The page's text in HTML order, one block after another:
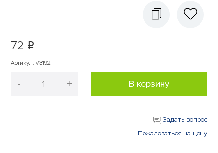
72 p
Артикул: V3192
- + В корзину
Задать вопрос
Пожаловаться на цену